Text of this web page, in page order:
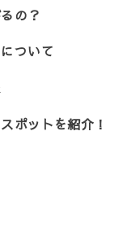
の？
ついて
ポットを紹介！